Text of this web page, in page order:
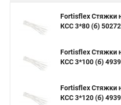
Стяжка alt Хомуты стяжки труб
Стяжки для кабелей металлические
Хомут стяжка это Хомут
Fortisflex Стяжки
КСС 3*80 (б) 50272
Fortisflex Стяжки
КСС 3*100 (б)
Fortisflex Стяжки
КСС 3*120 (б)